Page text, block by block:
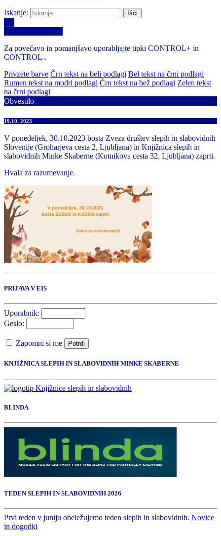
Iskanje:
A+
Izberi barvno temo
Za povečavo in pomanjšavo uporabljajte tipki CONTROL+ in
CONTROL-.
Privzete barve Črn tekst na beli podlagi Bel tekst na črni podlagi
Rumen tekst na modri podlagi Črn tekst na bež podlagi Zelen tekst
na črni podlagi
Obvestilo
19.10. 2023
V ponedeljek, 30.10.2023 bosta Zveza društev slepih in slabovidnih
Slovenije (Groharjeva cesta 2, Ljubljana) in Knjižnica slepih in
slabovidnih Minke Skaberne (Kotnikova cesta 32, Ljubljana) zaprti.
Hvala za razumevanje.
PRIJAVA V EIS
Uporabnik:
Geslo:
Zapomni si me Potrdi
KNJIŽNICA SLEPIH IN SLABOVIDNIH MINKE SKABERNE
BLINDA
TEDEN SLEPIH IN SLABOVIDNIH 2026
Prvi teden v juniju obeležujemo teden slepih in slabovidnih. Novice
in dogodki